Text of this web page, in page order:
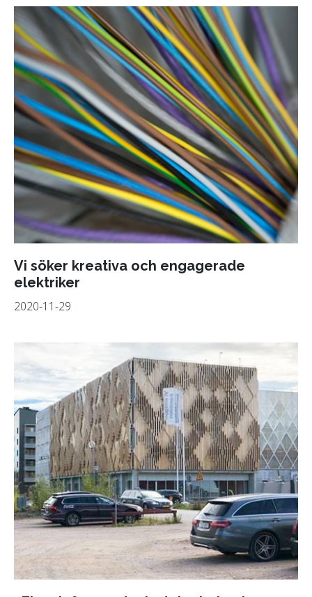
Vi söker kreativa och engagerade
elektriker
2020-11-29